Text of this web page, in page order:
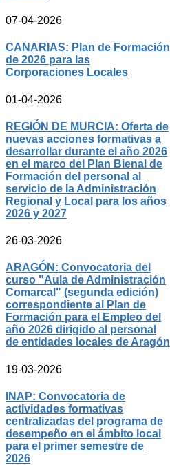
07-04-2026
CANARIAS: Plan de Formación
de 2026 para las
Corporaciones Locales
01-04-2026
REGIÓN DE MURCIA: Oferta de
nuevas acciones formativas a
desarrollar durante el año 2026
en el marco del Plan Bienal de
Formación del personal al
servicio de la Administración
Regional y Local para los años
2026 y 2027
26-03-2026
ARAGÓN: Convocatoria del
curso "Aula de Administración
Comarcal" (segunda edición)
correspondiente al Plan de
Formación para el Empleo del
año 2026 dirigido al personal
de entidades locales de Aragón
19-03-2026
INAP: Convocatoria de
actividades formativas
centralizadas del programa de
desempeño en el ámbito local
para el primer semestre de
2026